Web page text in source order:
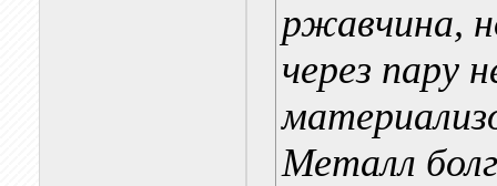
ржавчина,
через пару
Металл